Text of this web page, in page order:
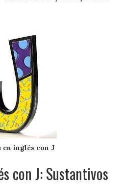
en inglés con J
con J: Sustantivos